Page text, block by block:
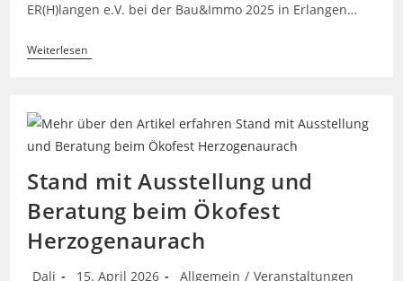
ER(H)langen e.V. bei der Bau&Immo 2025 in Erlangen…
WeiterlesenBalkonkraftwerke
In
Stand mit Ausstellung und
Beratung beim Ökofest
Herzogenaurach
Beitrags-
Dali
Beitrag
15. April 2026
Beitrags-
Allgemein / Veranstaltungen